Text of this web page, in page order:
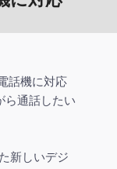
話機に対応
ら通話したい
新しいデジ